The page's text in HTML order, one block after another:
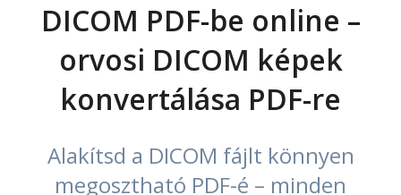
DICOM PDF-be online –
orvosi DICOM képek
konvertálása PDF-re
Alakítsd a DICOM fájlt könnyen
megosztható PDF-é – minden